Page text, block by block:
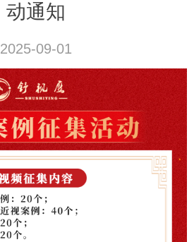
动通知
2025-09-01